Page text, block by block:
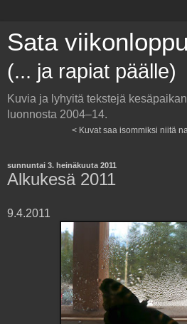
Sata
(... ja rapiat päälle)
Kuvia ja lyhyitä tekstejä
luonnosta 2004–14.
< Kuvat saa isommiksi niitä
sunnuntai 3. heinäkuuta 2011
Alkukesä 2011
9.4.2011